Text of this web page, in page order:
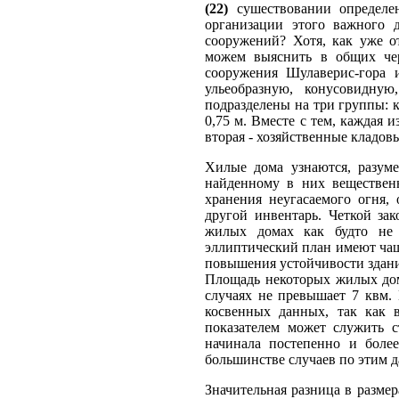
(22) сушествовании
организации этого
сооружений? Хотя, как уже
можем выяснить в общих
сооружения Шулаверис-
ульеобразную,
подразделены на три группы:
0,75 м. Вместе с тем, каждая
вторая - хозяйственные
Хилые дома узнаются,
найденному в них
хранения неугасаемого
другой инвентарь. Четкой
жилых домах как будто не
эллиптический план имеют
повышения устойчивости
Площадь некоторых жилых
случаях не превышает 7
косвенных данных, так как
показателем может служить
начинала постепенно и
большинстве случаев по этим
Значительная разница в